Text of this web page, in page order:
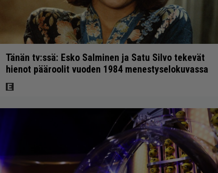
Tänän tv:ssä: Esko Salminen ja Satu Silvo tekevät
hienot pääroolit vuoden 1984 menestyselokuvassa